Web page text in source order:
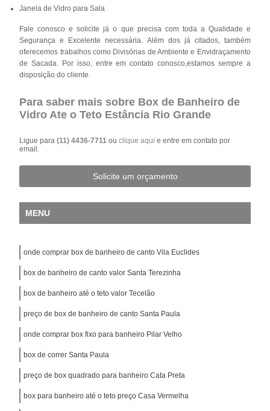
Janela de Vidro para Sala
Fale conosco e solicite já o que precisa com toda a Qualidade e
Segurança e Excelente necessária. Além dos já citados, também
oferecemos trabalhos como Divisórias de Ambiente e Envidraçamento
de Sacada. Por isso, entre em contato conosco,estamos sempre a
disposição do cliente.
Para saber mais sobre Box de Banheiro de
Vidro Ate o Teto Estância Rio Grande
Ligue para(11) 4436-7711ouclique aqui e entre em contato por
email.
Solicite um orçamento
MENU
onde comprar box de banheiro de canto Vila Euclides
box de banheiro de canto valor Santa Terezinha
box de banheiro até o teto valor Tecelão
preço de box de banheiro de canto Santa Paula
onde comprar box fixo para banheiro Pilar Velho
box de correr Santa Paula
preço de box quadrado para banheiro Cata Preta
box para banheiro até o teto preço Casa Vermelha